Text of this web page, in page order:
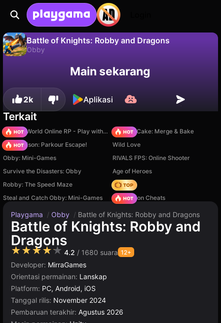
Battle of Knights: Robby and Dragons
Obby
Simpan progresnya!
Main sekarang
2k Aplikasi
Terkait
Sprunki World Online RP - Play with Friends!
Piece of Cake: Merge & Bake
Barry Prison: Parkour Escape!
Wild Love
Obby: Mini-Games
RIVALS FPS: Online Shooter
Survive the Disasters: Obby
Age of Heroes
Robby: The Speed Maze
Hedgies
Steal and Catch Obby: Mini-Games
PVZ Fusion Cheats
Playgama / Obby / Battle of Knights: Robby and Dragons
Battle of Knights: Robby and
Dragons
★★★★★ 4.2 / 1680 suara 12+
Developer: MirraGames
Orientasi permainan: Lanskap
Platform: PC, Android, iOS
Tanggal rilis: November 2024
Pembaruan terakhir: Agustus 2026